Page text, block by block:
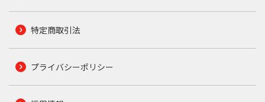
特定商取引法
プライバシーポリシー